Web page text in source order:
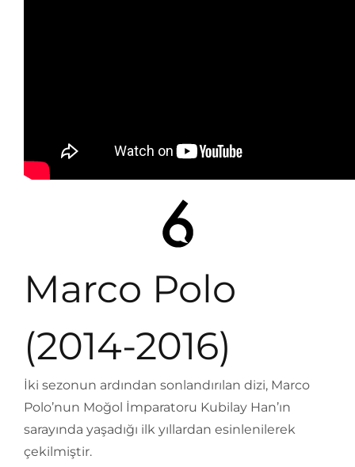
Marco Polo
(2014-2016)
İki sezonun ardından sonlandırılan dizi, Marco
Polo’nun Moğol İmparatoru Kubilay Han’ın
sarayında yaşadığı ilk yıllardan esinlenilerek
çekilmiştir.